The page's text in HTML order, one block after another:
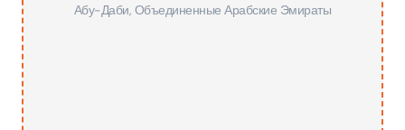
Абу-Даби, Объединенные Арабские Эмираты